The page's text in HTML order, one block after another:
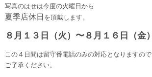
写真のはせは今度の火曜日から
夏季店休日 を頂戴します。
８月１３日（火）〜８月１６日（金）
この４日間は留守番電話のみの対応となりますので
ご了承ください。